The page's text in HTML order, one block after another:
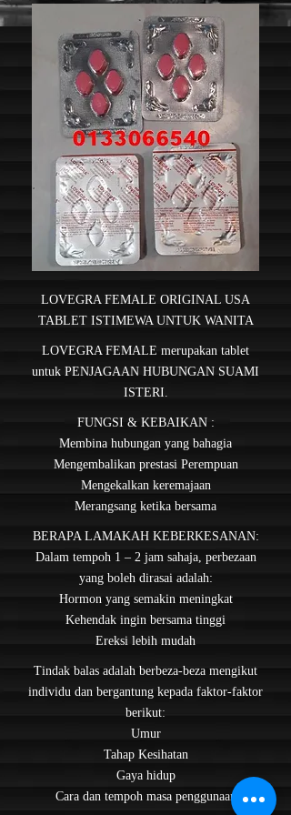
LOVEGRA FEMALE ORIGINAL USA
TABLET ISTIMEWA UNTUK WANITA
LOVEGRA FEMALE merupakan tablet
untuk PENJAGAAN HUBUNGAN SUAMI
ISTERI.
FUNGSI & KEBAIKAN :
Membina hubungan yang bahagia
Mengembalikan prestasi Perempuan
Mengekalkan keremajaan
Merangsang ketika bersama
BERAPA LAMAKAH KEBERKESANAN:
Dalam tempoh 1 – 2 jam sahaja, perbezaan
yang boleh dirasai adalah:
Hormon yang semakin meningkat
Kehendak ingin bersama tinggi
Ereksi lebih mudah
Tindak balas adalah berbeza-beza mengikut
individu dan bergantung kepada faktor-faktor
berikut:
Umur
Tahap Kesihatan
Gaya hidup
Cara dan tempoh masa penggunaan